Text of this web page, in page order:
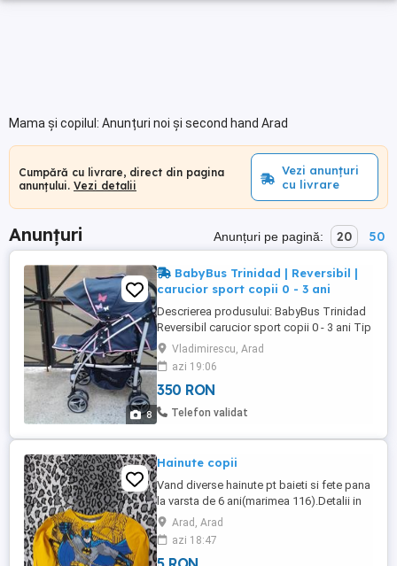
Mama și copilul: Anunțuri noi și second hand Arad
Cumpără cu livrare, direct din pagina
anunțului. Vezi detalii
Vezi anunțuri
cu livrare
Anunțuri Anunțuri pe pagină: 20 50
8
BabyBus Trinidad | Reversibil |
carucior sport copii 0 - 3 ani
Descrierea produsului: BabyBus Trinidad
Reversibil carucior sport copii 0 - 3 ani Tip
carucior Carucior sport Carucior pliabil Da
*husa dubla pentru confort maxim.
Producator: BabyBus Model: Trinidad
Caracteristici Plierea este usoata stil
umbrela. Cu maner reglabil pe inaltime.
Vladimirescu, Arad
azi 19:06
350 RON
Telefon validat
Hainute copii
Vand diverse hainute pt baieti si fete pana
la varsta de 6 ani(marimea 116).Detalii in
privat.Arad, Arad
azi 18:47